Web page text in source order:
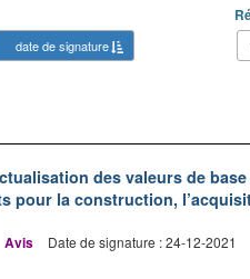
date de signature
des valeurs de
pour la construction,
Avis Date de signature : 24-12-2021